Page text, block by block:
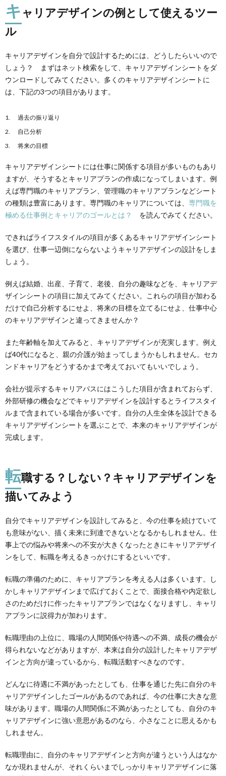
キ ャリアデザインの例として使えるツー
ル
キャリアデザインを自分で設計するためには、どうしたらいいので
しょう？ まずはネット検索をして、キャリアデザインシートをダ
ウンロードしてみてください。多くのキャリアデザインシートに
は、下記の3つの項目があります。
過去の振り返り
自己分析
将来の目標
キャリアデザインシートには仕事に関係する項目が多いものもあり
ますが、そうするとキャリアプランの作成になってしまいます。例
えば専門職のキャリアプラン、管理職のキャリアプランなどシート
の種類は豊富にあります。専門職のキャリアについては、 専門職を
極める仕事例とキャリアのゴールとは？
を読んでみてください。
できればライフスタイルの項目が多くあるキャリアデザインシート
を選び、仕事一辺倒にならないようキャリアデザインの設計をしま
しょう。
例えば結婚、出産、子育て、老後、自分の趣味などを、キャリアデ
ザインシートの項目に加えてみてください。これらの項目が加わる
だけで自己分析するにせよ、将来の目標を立てるにせよ、仕事中心
のキャリアデザインと違ってきませんか？
また年齢軸を加えてみると、キャリアデザインが充実します。例え
ば40代になると、親の介護が始まってしまうかもしれません。セカ
ンドキャリアをどうするかまで考えておいてもいいでしょう。
会社が提示するキャリアパスにはこうした項目が含まれておらず、
外部研修の機会などでキャリアデザインを設計するとライフスタイ
ルまで含まれている場合が多いです。自分の人生全体を設計できる
キャリアデザインシートを選ぶことで、本来のキャリアデザインが
完成します。
転職する？しない？キャリアデザインを
描いてみよう
自分でキャリアデザインを設計してみると、今の仕事を続けていて
も意味がない、描く未来に到達できないとなるかもしれません。仕
事上での悩みや将来への不安が大きくなったときにキャリアデザイ
ンをして、転職を考えるきっかけにするといいです。
転職の準備のために、キャリアプランを考える人は多くいます。し
かしキャリアデザインまで広げておくことで、面接合格や内定欲し
さのためだけに作ったキャリアプランではなくなりますし、キャリ
アプランに説得力が加わります。
転職理由の上位に、職場の人間関係や待遇への不満、成長の機会が
得られないなどがありますが、本来は自分の設計したキャリアデザ
インと方向が違っているから、転職活動すべきなのです。
どんなに待遇に不満があったとしても、仕事を通じた先に自分のキ
ャリアデザインしたゴールがあるのであれば、今の仕事に大きな意
味があります。職場の人間関係に不満があったとしても、自分のキ
ャリアデザインに強い意思があるのなら、小さなことに思えるかも
しれません。
転職理由に、自分のキャリアデザインと方向が違うという人はなか
なか現れませんが、それくらいまでしっかりキャリアデザインに落